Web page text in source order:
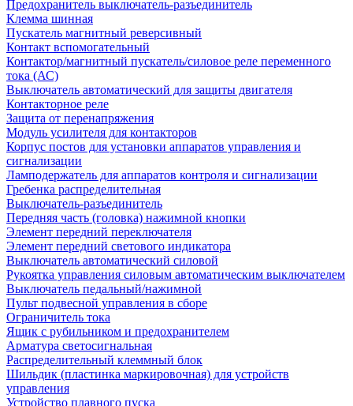
Предохранитель выключатель-разъединитель
Клемма шинная
Пускатель магнитный реверсивный
Контакт вспомогательный
Контактор/магнитный пускатель/силовое реле переменного
тока (АС)
Выключатель автоматический для защиты двигателя
Контакторное реле
Защита от перенапряжения
Модуль усилителя для контакторов
Корпус постов для установки аппаратов управления и
сигнализации
Ламподержатель для аппаратов контроля и сигнализации
Гребенка распределительная
Выключатель-разъединитель
Передняя часть (головка) нажимной кнопки
Элемент передний переключателя
Элемент передний светового индикатора
Выключатель автоматический силовой
Рукоятка управления силовым автоматическим выключателем
Выключатель педальный/нажимной
Пульт подвесной управления в сборе
Ограничитель тока
Ящик с рубильником и предохранителем
Арматура светосигнальная
Распределительный клеммный блок
Шильдик (пластинка маркировочная) для устройств
управления
Устройство плавного пуска